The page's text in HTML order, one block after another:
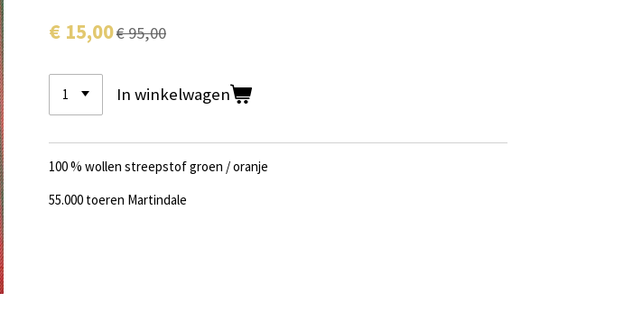
€ 15,00€ 95,00
In winkelwagen
100 % wollen streepstof groen / oranje
55.000 toeren Martindale